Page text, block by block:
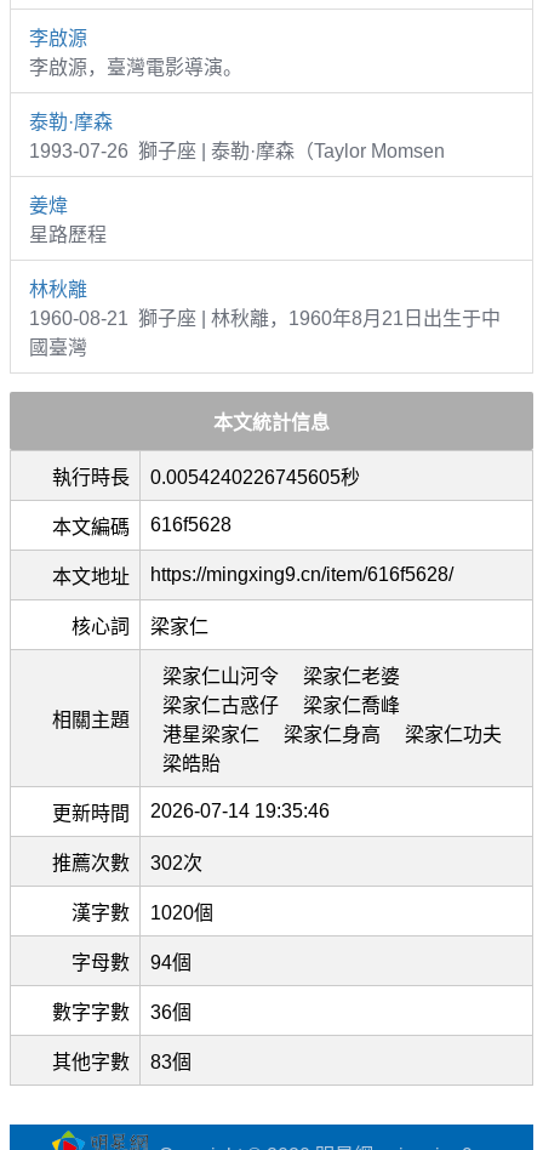
李啟源
李啟源，臺灣電影導演。
泰勒·摩森
1993-07-26 獅子座 | 泰勒·摩森（Taylor Momsen
姜煒
星路歷程
林秋離
1960-08-21 獅子座 | 林秋離，1960年8月21日出生于中
國臺灣
本文統計信息
執行時長 0.0054240226745605秒
本文編碼 616f5628
本文地址 https://mingxing9.cn/item/616f5628/
核心詞 梁家仁
相關主題
梁家仁山河令
梁家仁老婆
梁家仁古惑仔
梁家仁喬峰
港星梁家仁
梁家仁身高
梁家仁功夫
梁皓貽
更新時間 2026-07-14 19:35:46
推薦次數 302次
漢字數 1020個
字母數 94個
數字字數 36個
其他字數 83個